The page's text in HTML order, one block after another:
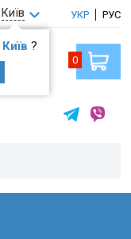
Київ
Київ ?
УКР РУС
0